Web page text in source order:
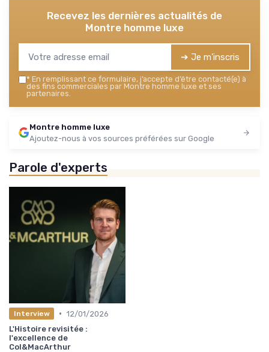
Recevez les dernières actualités de
Montre homme luxe
➔ Je m'inscris
* En remplissant ce formulaire, j’accepte d’être contacté(e) à
des fins commerciales par Montre homme luxe et ses
partenaires.
Montre homme luxe
Ajoutez-nous à vos sources préférées sur Google
Parole d'experts
Interview • 12/01/2026
L'Histoire revisitée :
l'excellence de
Col&MacArthur